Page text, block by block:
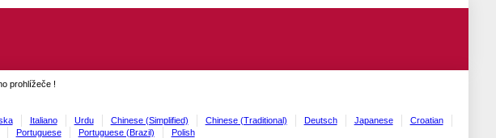
prohlížeče !
Italiano Urdu Chinese (Simplified) Chinese (Traditional) Deutsch Japanese
Croatian
Portuguese Portuguese (Brazil) Polish